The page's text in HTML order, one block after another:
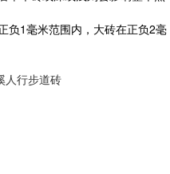
负1毫米范围内，大砖在正负2毫
人行步道砖